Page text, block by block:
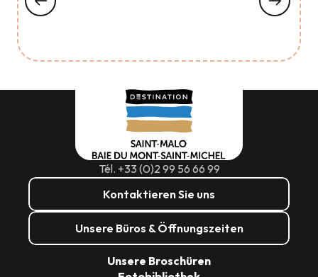
Tél. +33 (0)2 99 56 66 99
Kontaktieren Sie uns
Unsere Büros & Öffnungszeiten
Unsere Broschüren